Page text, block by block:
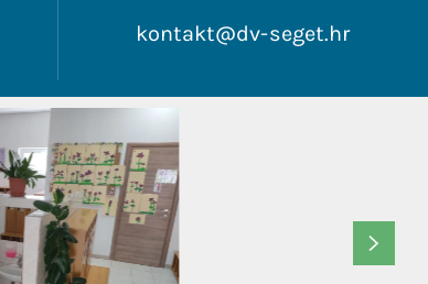
kontakt@dv-seget.hr